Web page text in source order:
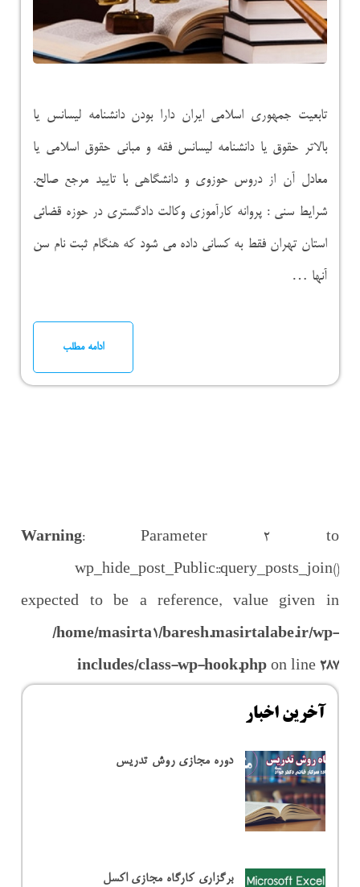
تابعیت جمهوری اسلامی ایران دارا بودن دانشنامه لیسانس یا
بالاتر حقوق یا دانشنامه لیسانس فقه و مبانی حقوق اسلامی یا
معادل آن از دروس حوزوی و دانشگاهی با تایید مرجع صالح.
شرایط سنی : پروانه کارآموزی وکالت دادگستری در حوزه قضائی
استان تهران فقط به کسانی داده می شود که هنگام ثبت نام سن
آنها …
ادامه مطلب
Warning: Parameter 2 to
wp_hide_post_Public::query_posts_join()
expected to be a reference, value given in
/home/masirta1/baresh.masirtalabe.ir/wp-
includes/class-wp-hook.phpon line 287
آخرین اخبار
دوره مجازی روش تدریس
برگزاری کارگاه مجازی اکسل